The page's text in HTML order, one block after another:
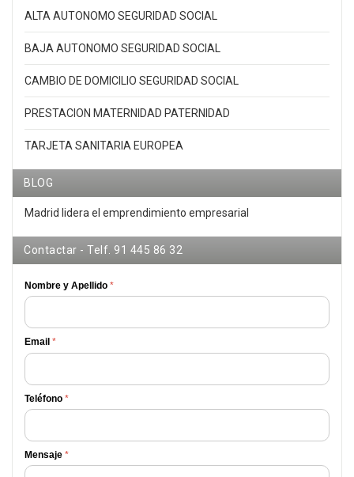
ALTA AUTONOMO SEGURIDAD SOCIAL
BAJA AUTONOMO SEGURIDAD SOCIAL
CAMBIO DE DOMICILIO SEGURIDAD SOCIAL
PRESTACION MATERNIDAD PATERNIDAD
TARJETA SANITARIA EUROPEA
BLOG
Madrid lidera el emprendimiento empresarial
Contactar - Telf. 91 445 86 32
Nombre y Apellido *
Email *
Teléfono *
Mensaje *